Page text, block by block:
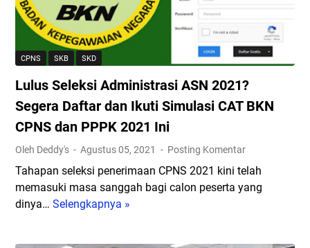
CPNS SKB SKD
Lulus Seleksi Administrasi ASN 2021?
Segera Daftar dan Ikuti Simulasi CAT BKN
CPNS dan PPPK 2021 Ini
Oleh Deddy's Agustus 05, 2021 Posting Komentar
Tahapan seleksi penerimaan CPNS 2021 kini telah
memasuki masa sanggah bagi calon peserta yang
dinya… Selengkapnya »